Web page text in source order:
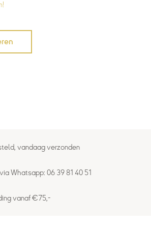
vandaag verzonden
Whatsapp: 06 39 81 40 51
vanaf €75,-